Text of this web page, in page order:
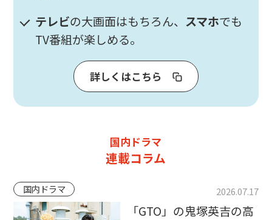
テレビの大画面はもちろん、 スマホでも
TV番組が楽しめる。
詳しくはこちら
国内ドラマ
連載コラム
国内ドラマ 2026.07.17
「GTO」の鬼塚英吉の高